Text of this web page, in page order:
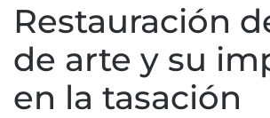
Restauración
de arte y su
en la tasación